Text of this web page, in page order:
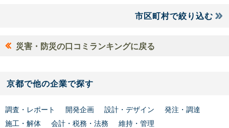
市区町村で絞り込む
災害・防災の口コミランキングに戻る
京都で他の企業で探す
調査・レポート 開発企画 設計・デザイン
発注・調達
施工・解体
会計・税務・法務
維持・管理